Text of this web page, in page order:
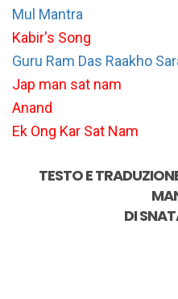
Mul Mantra
Kabir's Song
Guru Ram Das Raakho
Jap man sat nam
Anand
Ek Ong Kar Sat Nam
TESTO E
DI